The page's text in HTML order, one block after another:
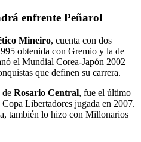
enfrente Peñarol
Mineiro, cuenta con dos
obtenida con Gremio y la de
el Mundial Corea-Japón 2002
que definen su carrera.
de Rosario Central, fue el último
Libertadores jugada en 2007.
también lo hizo con Millonarios